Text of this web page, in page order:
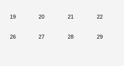
19 20 21 22
26 27 28 29